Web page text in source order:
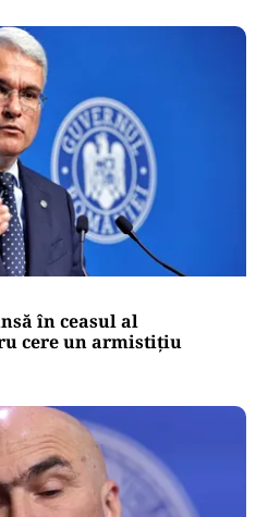
în ceasul al
cere un armistițiu